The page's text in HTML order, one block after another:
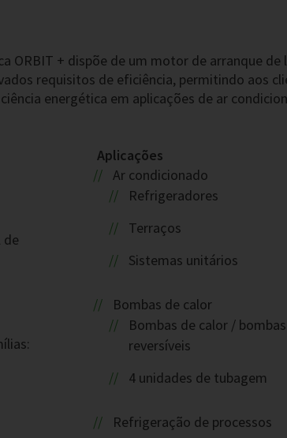
ORBIT + dispõe de um motor de arranque de
requisitos de eficiência, permitindo aos
energética em aplicações de ar
de
Aplicações
Ar condicionado
Refrigeradores
Terraços
Sistemas unitários
Bombas de calor
Bombas de calor /
reversíveis
4 unidades de tubagem
Refrigeração de processos